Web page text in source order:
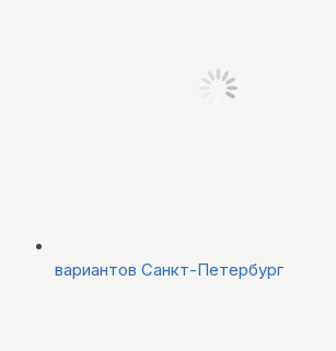
вариантов Санкт-Петербург